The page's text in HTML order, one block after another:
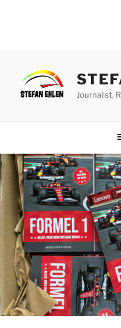
springen
Journalist,